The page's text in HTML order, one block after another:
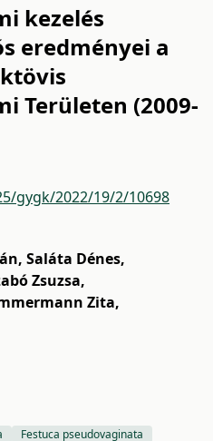
kezelés
eredményei a
Területen (2009-
gygk/2022/19/2/10698
, Saláta Dénes,
Zsuzsa,
Zita,
Festuca pseudovaginata